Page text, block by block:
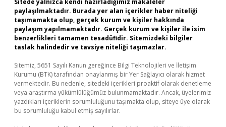
Sitede yalnızca kendi hazırladığımız makaleler
paylaşılmaktadır. Burada yer alan içerikler haber niteliği
taşımamakta olup, gerçek kurum ve kişiler hakkında
paylaşım yapılmamaktadır. Gerçek kurum ve kişiler ile isim
benzerlikleri tamamen tesadüfidir. Sitemizdeki bilgiler
taslak halindedir ve tavsiye niteliği taşımazlar.
Sitemiz, 5651 Sayılı Kanun gereğince Bilgi Teknolojileri ve İletişim
Kurumu (BTK) tarafından onaylanmış bir Yer Sağlayıcı olarak hizmet
vermektedir. Bu nedenle, sitedeki içerikleri proaktif olarak denetleme
veya araştırma yükümlülüğümüz bulunmamaktadır. Ancak, üyelerimiz
yazdıkları içeriklerin sorumluluğunu taşımakta olup, siteye üye olarak
bu sorumluluğu kabul etmiş sayılırlar.